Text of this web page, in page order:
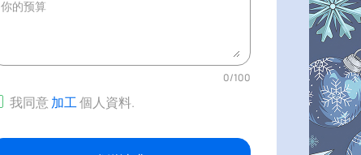
0/100
我同意加工個人資料.